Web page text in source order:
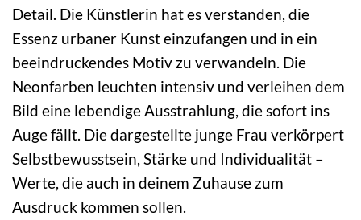
Detail. Die Künstlerin hat es verstanden, die
Essenz urbaner Kunst einzufangen und in ein
beeindruckendes Motiv zu verwandeln. Die
Neonfarben leuchten intensiv und verleihen dem
Bild eine lebendige Ausstrahlung, die sofort ins
Auge fällt. Die dargestellte junge Frau verkörpert
Selbstbewusstsein, Stärke und Individualität –
Werte, die auch in deinem Zuhause zum
Ausdruck kommen sollen.